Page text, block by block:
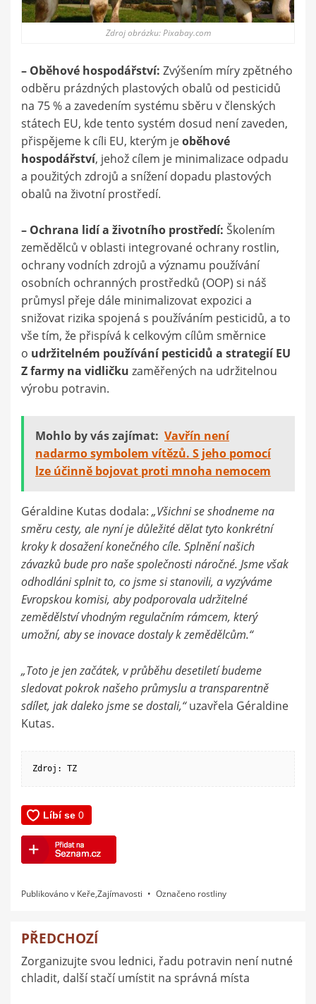
Zdroj obrázku: Pixabay.com
– Oběhové hospodářství: Zvýšením míry zpětného
odběru prázdných plastových obalů od pesticidů
na 75 % a zavedením systému sběru v členských
státech EU, kde tento systém dosud není zaveden,
přispějeme k cíli EU, kterým jeoběhové
hospodářství, jehož cílem je minimalizace odpadu
a použitých zdrojů a snížení dopadu plastových
obalů na životní prostředí.
– Ochrana lidí a životního prostředí: Školením
zemědělců v oblasti integrované ochrany rostlin,
ochrany vodních zdrojů a významu používání
osobních ochranných prostředků (OOP) si náš
průmysl přeje dále minimalizovat expozici a
snižovat rizika spojená s používáním pesticidů, a to
vše tím, že přispívá k celkovým cílům směrnice
o udržitelném používání pesticidů a strategií EU
Z farmy na vidličku zaměřených na udržitelnou
výrobu potravin.
Mohlo by vás zajímat: Vavřín není
nadarmo symbolem vítězů. S jeho pomocí
lze účinně bojovat proti mnoha nemocem
Géraldine Kutas dodala: „Všichni se shodneme na
směru cesty, ale nyní je důležité dělat tyto konkrétní
kroky k dosažení konečného cíle. Splnění našich
závazků bude pro naše společnosti náročné. Jsme však
odhodláni splnit to, co jsme si stanovili, a vyzýváme
Evropskou komisi, aby podporovala udržitelné
zemědělství vhodným regulačním rámcem, který
umožní, aby se inovace dostaly k zemědělcům.“
„Toto je jen začátek, v průběhu desetiletí budeme
sledovat pokrok našeho průmyslu a transparentně
sdílet, jak daleko jsme se dostali,“uzavřela Géraldine
Kutas.
Zdroj: TZ
Publikováno v Keře,Zajímavosti Označeno rostliny
Navigace
pro
příspěvek
PŘEDCHOZÍ
Zorganizujte svou lednici, řadu potravin není nutné
chladit, další stačí umístit na správná místa